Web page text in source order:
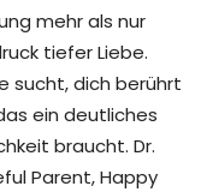
mehr als nur
tiefer Liebe.
sucht, dich berührt
ein deutliches
braucht. Dr.
Parent, Happy